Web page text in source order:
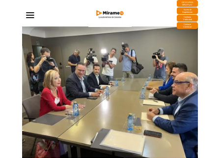
DESCARGA
MIRAPLAY
Buzón de
Sugerencias
Contratar
Publicidad
Contacto
Comercial